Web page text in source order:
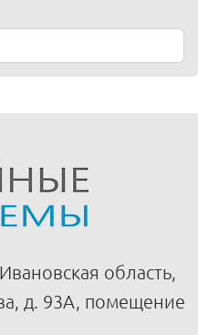
область,
д. 93А, помещение